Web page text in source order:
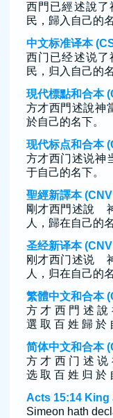
西門已經述說
民，歸入自己的名
中文标准译本
西门已经述说
民，归入自己的名
現代標點和合本
方才西門述說神
於自己的名下。
现代标点和合本
方才西门述说神
于自己的名下。
聖經新譯本
剛才西門述說
人，歸在自己的名
圣经新译本
刚才西门述说
人，归在自己的名
繁體中文和合本
方 才 西 門 述 說
選 取 百 姓 歸 於
简体中文和合本
方 才 西 门 述 说
选 取 百 姓 归 於
Acts 15:14 King
Simeon hath